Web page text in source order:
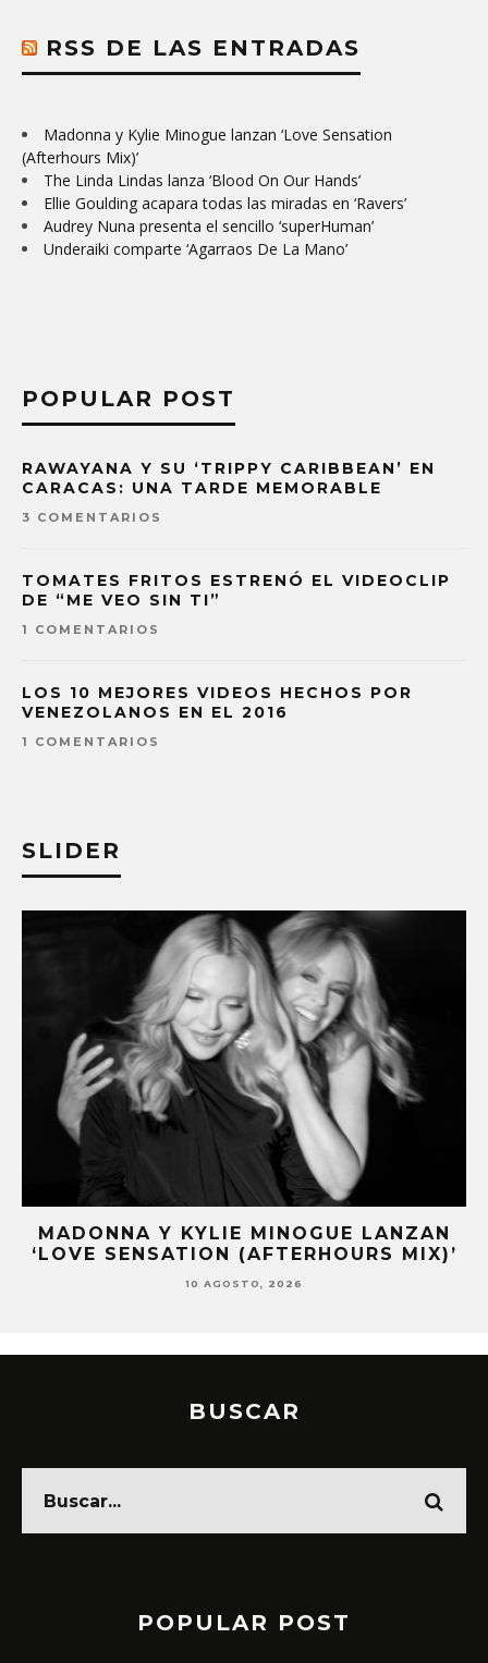
RSS DE LAS ENTRADAS
Madonna y Kylie Minogue lanzan ‘Love Sensation
(Afterhours Mix)’
The Linda Lindas lanza ‘Blood On Our Hands’
Ellie Goulding acapara todas las miradas en ‘Ravers’
Audrey Nuna presenta el sencillo ‘superHuman’
Underaiki comparte ‘Agarraos De La Mano’
POPULAR POST
RAWAYANA Y SU ‘TRIPPY CARIBBEAN’ EN
CARACAS: UNA TARDE MEMORABLE
3 COMENTARIOS
TOMATES FRITOS ESTRENÓ EL VIDEOCLIP
DE “ME VEO SIN TI”
1 COMENTARIOS
LOS 10 MEJORES VIDEOS HECHOS POR
VENEZOLANOS EN EL 2016
1 COMENTARIOS
SLIDER
MADONNA Y KYLIE MINOGUE LANZAN
‘LOVE SENSATION (AFTERHOURS MIX)’
10 AGOSTO, 2026
BUSCAR
POPULAR POST